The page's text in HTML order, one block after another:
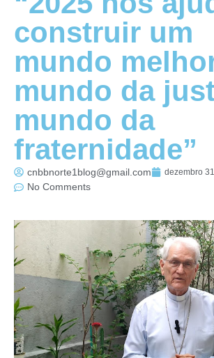
construir um
mundo
mundo da
mundo da
fraternidade”
cnbbnorte1blog@gmail.com dezembro
No Comments